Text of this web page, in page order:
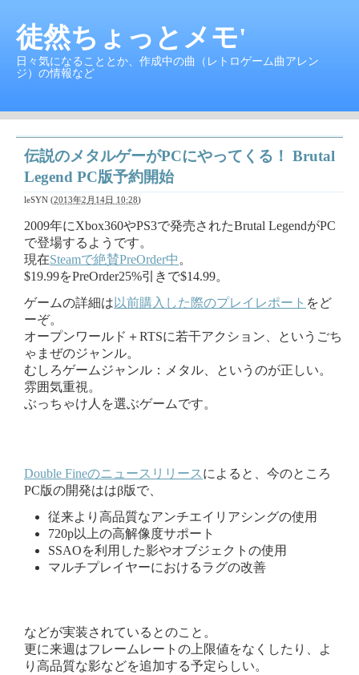
徒然ちょっとメモ'
日々気になることとか、作成中の曲（レトロゲーム曲アレン
ジ）の情報など
伝説のメタルゲーがPCにやってくる！ Brutal
Legend PC版予約開始
leSYN (2013年2月14日 10:28)
2009年にXbox360やPS3で発売されたBrutal LegendがPC
で登場するようです。
現在Steamで絶賛PreOrder中 。
$19.99をPreOrder25%引きで$14.99。
ゲームの詳細は 以前購入した際のプレイレポート をど
ーぞ。
オープンワールド＋RTSに若干アクション、というごち
ゃまぜのジャンル。
むしろゲームジャンル：メタル、というのが正しい。
雰囲気重視。
ぶっちゃけ人を選ぶゲームです。
Double Fineのニュースリリース によると、今のところ
PC版の開発ははβ版で、
従来より高品質なアンチエイリアシングの使用
720p以上の高解像度サポート
SSAOを利用した影やオブジェクトの使用
マルチプレイヤーにおけるラグの改善
などが実装されているとのこと。
更に来週はフレームレートの上限値をなくしたり、よ
り高品質な影などを追加する予定らしい。